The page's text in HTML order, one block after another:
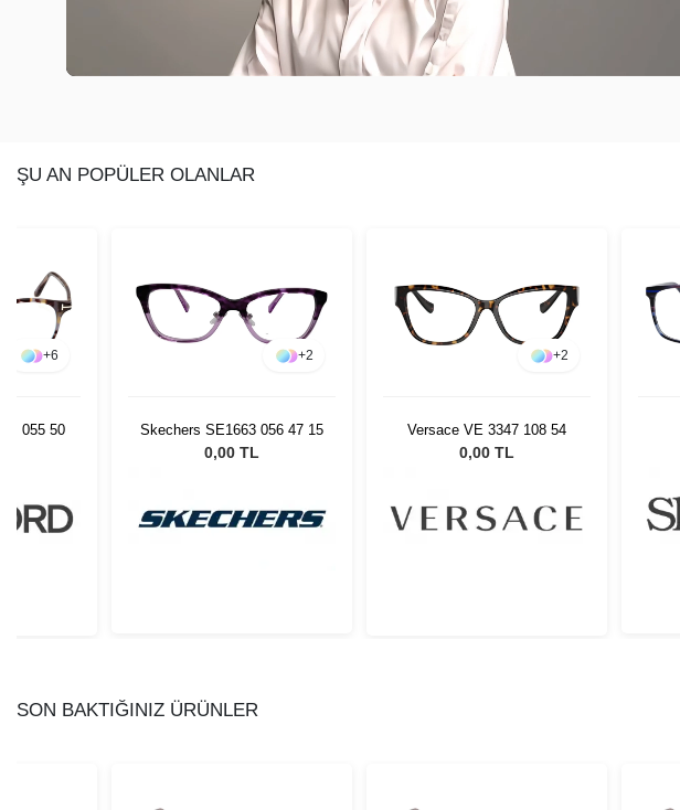
ŞU AN POPÜLER OLANLAR
+6
B 055 50
+2
Skechers SE1663 056 47 15
0,00 TL
+2
Versace VE 3347 108 54
0,00 TL
SON BAKTIĞINIZ ÜRÜNLER